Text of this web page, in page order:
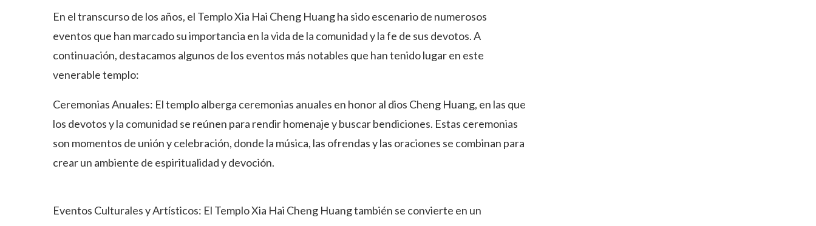
En el transcurso de los años, el Templo Xia Hai Cheng Huang ha sido escenario de numerosos
eventos que han marcado su importancia en la vida de la comunidad y la fe de sus devotos. A
continuación, destacamos algunos de los eventos más notables que han tenido lugar en este
venerable templo:
Ceremonias Anuales: El templo alberga ceremonias anuales en honor al dios Cheng Huang, en las que
los devotos y la comunidad se reúnen para rendir homenaje y buscar bendiciones. Estas ceremonias
son momentos de unión y celebración, donde la música, las ofrendas y las oraciones se combinan para
crear un ambiente de espiritualidad y devoción.
Eventos Culturales y Artísticos: El Templo Xia Hai Cheng Huang también se convierte en un